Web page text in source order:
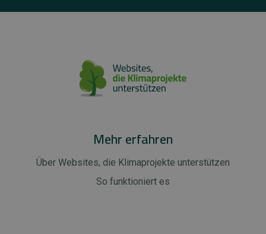
Mehr erfahren
Über Websites, die Klimaprojekte unterstützen
So funktioniert es